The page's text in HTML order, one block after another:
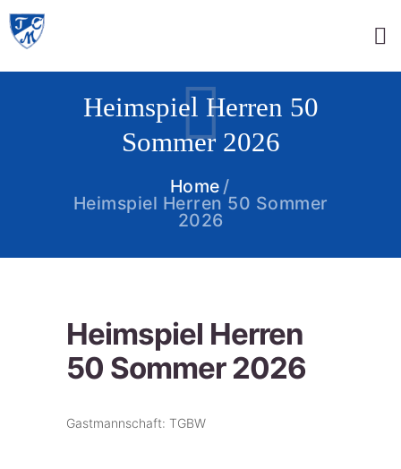
Heimspiel Herren 50
Sommer 2026
Home
Heimspiel Herren 50 Sommer
2026
Heimspiel Herren
50 Sommer 2026
Gastmannschaft: TGBW